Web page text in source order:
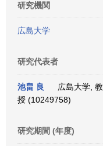
研究機関
広島大学
研究代表者
池畠 良
広島大学,
授 (10249758)
研究期間 (年度)